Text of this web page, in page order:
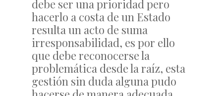
debe ser una prioridad pero
hacerlo a costa de un Estado
resulta un acto de suma
irresponsabilidad, es por ello
que debe reconocerse la
problemática desde la raíz, esta
gestión sin duda alguna pudo